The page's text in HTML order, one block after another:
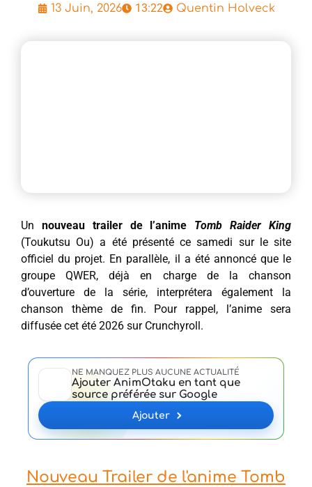
13 Juin, 2026 13:22 Quentin Holveck
Un nouveau trailer de l’anime Tomb Raider King
(Toukutsu Ou) a été présenté ce samedi sur le site
officiel du projet. En parallèle, il a été annoncé que le
groupe QWER, déjà en charge de la chanson
d’ouverture de la série, interprétera également la
chanson thème de fin. Pour rappel, l’anime sera
diffusée cet été 2026 sur Crunchyroll.
NE MANQUEZ PLUS AUCUNE ACTUALITÉ
Ajouter AnimOtaku en tant que
source préférée sur Google
Ajouter
Nouveau Trailer de l'anime Tomb